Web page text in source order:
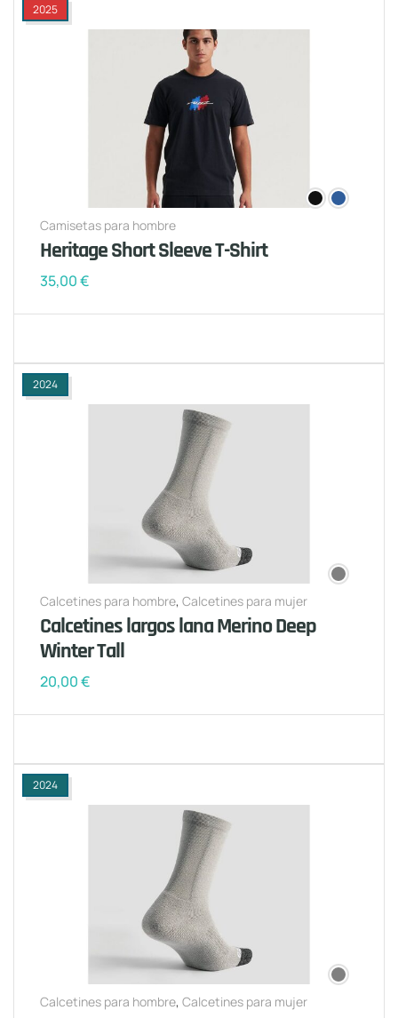
2025
Camisetas para hombre
Heritage Short Sleeve T-Shirt
35,00€
2024
Calcetines para hombre, Calcetines para mujer
Calcetines largos lana Merino Deep
Winter Tall
20,00€
2024
Calcetines para hombre, Calcetines para mujer